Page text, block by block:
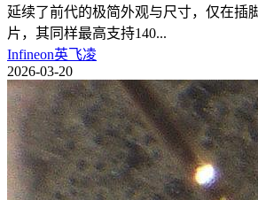
延续了前代的极简外观与尺寸，仅在插
片，其同样最高支持140...
Infineon英飞凌
2026-03-20